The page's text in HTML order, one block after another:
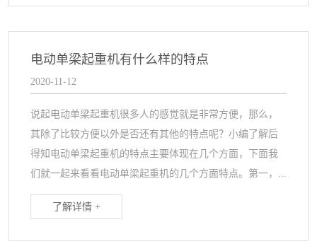
电动单梁起重机有什么样的特点
2020-11-12
说起电动单梁起重机很多人的感觉就是非常方便，那么，
其除了比较方便以外是否还有其他的特点呢？小编了解后
得知电动单梁起重机的特点主要体现在几个方面，下面我
们就一起来看看电动单梁起重机的几个方面特点。第一，...
了解详情 +